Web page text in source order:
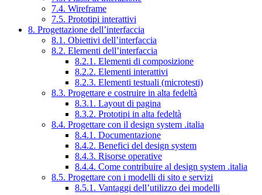
7.4. Wireframe
7.5. Prototipi interattivi
8. Progettazione dell’interfaccia
8.1. Obiettivi dell’interfaccia
8.2. Elementi dell’interfaccia
8.2.1. Elementi di composizione
8.2.2. Elementi interattivi
8.2.3. Elementi testuali (microtesti)
8.3. Progettare e costruire in alta fedeltà
8.3.1. Layout di pagina
8.3.2. Prototipi in alta fedeltà
8.4. Progettare con il design system .italia
8.4.1. Documentazione
8.4.2. Benefici del design system
8.4.3. Risorse operative
8.4.4. Come contribuire al design system .italia
8.5. Progettare con i modelli di sito e servizi
8.5.1. Vantaggi dell’utilizzo dei modelli